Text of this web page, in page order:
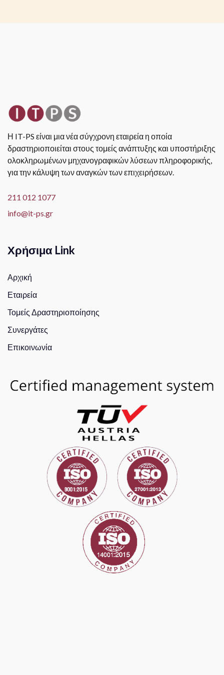
Η IT-PS είναι μια νέα σύγχρονη εταιρεία η οποία
δραστηριοποιείται στους τομείς ανάπτυξης και υποστήριξης
ολοκληρωμένων μηχανογραφικών λύσεων πληροφορικής,
για την κάλυψη των αναγκών των επιχειρήσεων.
211 012 1077
info@it-ps.gr
Χρήσιμα Link
Αρχική
Εταιρεία
Τομείς Δραστηριοποίησης
Συνεργάτες
Επικοινωνία